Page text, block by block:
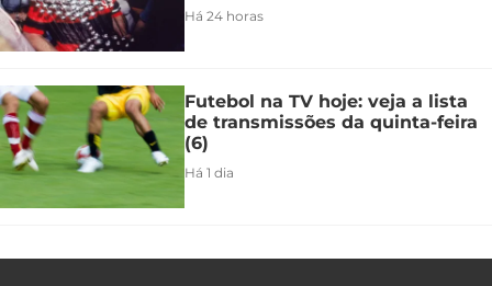
Há 24 horas
Futebol na TV hoje: veja a lista
de transmissões da quinta-feira
(6)
Há 1 dia